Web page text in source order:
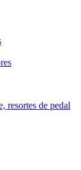
resortes de pedal